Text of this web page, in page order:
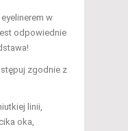
w
odpowiednie
zgodnie z
linii,
oka,